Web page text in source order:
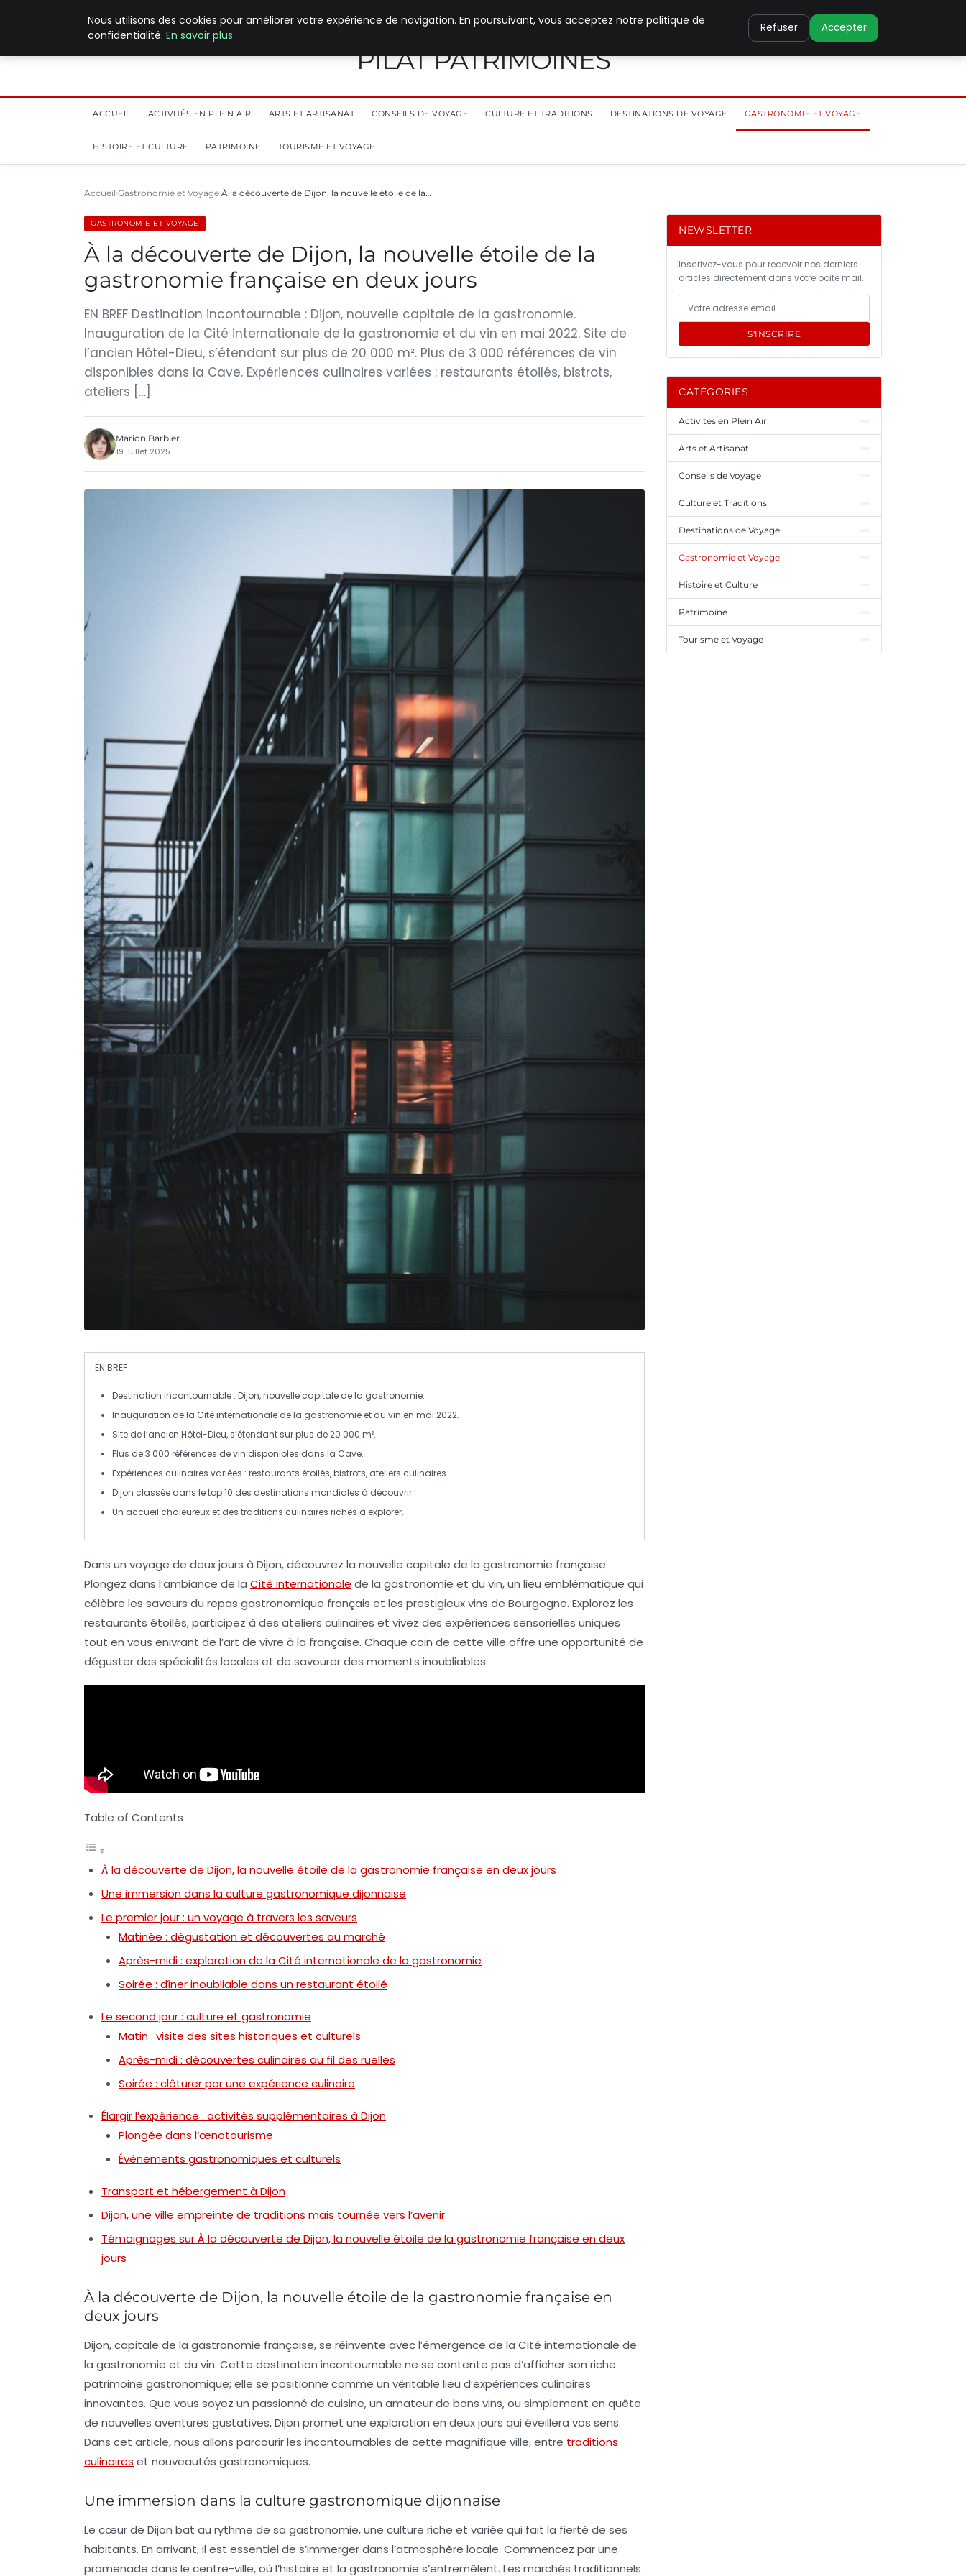
PILAT PATRIMOINES
ACCUEIL ACTIVITÉS EN PLEIN AIR ARTS ET ARTISANAT CONSEILS DE VOYAGE CULTURE ET TRADITIONS DESTINATIONS DE VOYAGE GASTRONOMIE ET VOYAGE
HISTOIRE ET CULTURE PATRIMOINE TOURISME ET VOYAGE
Accueil Gastronomie et Voyage À la découverte de Dijon, la nouvelle étoile de la…
GASTRONOMIE ET VOYAGE
À la découverte de Dijon, la nouvelle étoile de la
gastronomie française en deux jours
EN BREF Destination incontournable : Dijon, nouvelle capitale de la gastronomie.
Inauguration de la Cité internationale de la gastronomie et du vin en mai 2022. Site de
l’ancien Hôtel-Dieu, s’étendant sur plus de 20 000 m². Plus de 3 000 références de vin
disponibles dans la Cave. Expériences culinaires variées : restaurants étoilés, bistrots,
ateliers […]
Marion Barbier
19 juillet 2025
EN BREF
Destination incontournable : Dijon, nouvelle capitale de la gastronomie.
Inauguration de la Cité internationale de la gastronomie et du vin en mai 2022.
Site de l’ancien Hôtel-Dieu, s’étendant sur plus de 20 000 m².
Plus de 3 000 références devin disponibles dans la Cave.
Expériences culinaires variées : restaurants étoilés,bistrots, ateliers culinaires.
Dijon classée dans le top 10 des destinations mondiales à découvrir.
Un accueil chaleureux et des traditions culinaires riches à explorer.
Dans un voyage de deux jours à Dijon, découvrez la nouvelle capitale de la gastronomie française.
Plongez dans l’ambiance de la Cité internationale de la gastronomie et du vin, un lieu emblématique qui
célèbre les saveurs du repas gastronomique français et les prestigieuxvins de Bourgogne. Explorez les
restaurants étoilés, participez à des ateliers culinaires et vivez des expériences sensorielles uniques
tout en vous enivrant de l’art de vivre à la française. Chaque coin de cette ville offre une opportunité de
déguster des spécialités locales et de savourer des moments inoubliables.
Table of Contents
À la découverte de Dijon, la nouvelle étoile de la gastronomie française en deux jours
Une immersion dans la culture gastronomique dijonnaise
Le premier jour : un voyage à travers les saveurs
Matinée : dégustation et découvertes au marché
Après-midi : exploration de la Cité internationale de la gastronomie
Soirée : dîner inoubliable dans un restaurant étoilé
Le second jour : culture et gastronomie
Matin : visite des sites historiques et culturels
Après-midi : découvertes culinaires au fil des ruelles
Soirée : clôturer par une expérience culinaire
Élargir l’expérience : activités supplémentaires à Dijon
Plongée dans l’œnotourisme
Événements gastronomiques et culturels
Transport et hébergement à Dijon
Dijon, une ville empreinte de traditions mais tournée vers l’avenir
Témoignages sur À la découverte de Dijon, la nouvelle étoile de la gastronomie française en deux
jours
À la découverte de Dijon, la nouvelle étoile de la gastronomie française en
deux jours
Dijon, capitale de la gastronomie française, se réinvente avec l’émergence de la Cité internationale de
la gastronomie et du vin. Cette destination incontournable ne se contente pas d’afficher son riche
patrimoine gastronomique; elle se positionne comme un véritable lieu d’expériences culinaires
innovantes. Que vous soyez un passionné de cuisine, un amateur de bons vins, ou simplement en quête
de nouvelles aventures gustatives, Dijon promet une exploration en deux jours qui éveillera vos sens.
Dans cet article, nous allons parcourir les incontournables de cette magnifique ville, entre traditions
culinaires et nouveautés gastronomiques.
Une immersion dans la culture gastronomique dijonnaise
Le cœur de Dijon bat au rythme de sa gastronomie, une culture riche et variée qui fait la fierté de ses
habitants. En arrivant, il est essentiel de s’immerger dans l’atmosphère locale. Commencez par une
promenade dans le centre-ville, où l’histoire et la gastronomie s’entremêlent. Les marchés traditionnels
NEWSLETTER
Inscrivez-vous pour recevoir nos derniers
articles directement dans votre boîte mail.
S'INSCRIRE
CATÉGORIES
Activités en Plein Air
Arts et Artisanat
Conseils de Voyage
Culture et Traditions
Destinations de Voyage
Gastronomie et Voyage
Histoire et Culture
Patrimoine
Tourisme et Voyage
Nous utilisons des cookies pour améliorer votre expérience de navigation. En poursuivant, vous acceptez notre politique de
confidentialité. En savoir plus
Refuser Accepter